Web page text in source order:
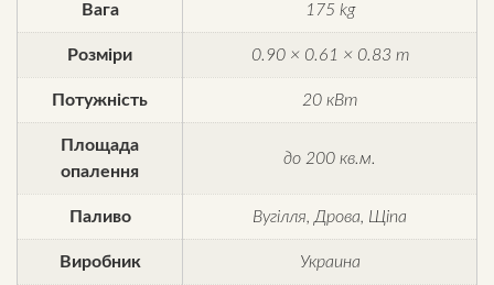
Вага 175 kg
Розміри 0.90 × 0.61 × 0.83 m
Потужність 20 кВт
Площада
опалення
до 200 кв.м.
Паливо Вугілля, Дрова, Щіпа
Виробник Украина